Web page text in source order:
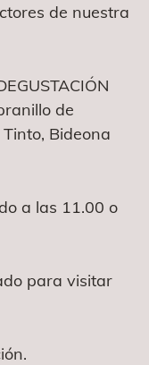
de nuestra
de
Bideona
a las 11.00 o
para visitar